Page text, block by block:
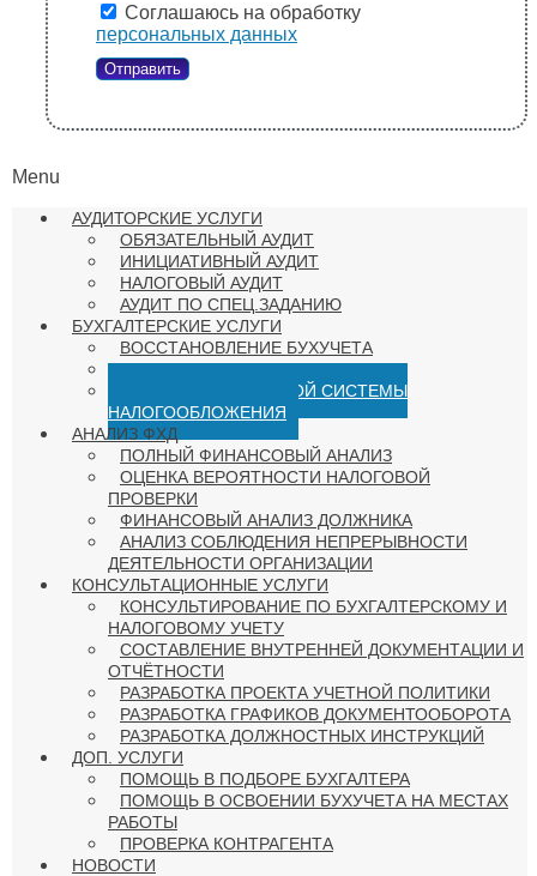
Соглашаюсь на обработку
персональных данных
Отправить
Menu
АУДИТОРСКИЕ УСЛУГИ
ОБЯЗАТЕЛЬНЫЙ АУДИТ
ИНИЦИАТИВНЫЙ АУДИТ
НАЛОГОВЫЙ АУДИТ
АУДИТ ПО СПЕЦ.ЗАДАНИЮ
БУХГАЛТЕРСКИЕ УСЛУГИ
ВОССТАНОВЛЕНИЕ БУХУЧЕТА
ВЕДЕНИЕ БУХУЧЕТА
ВЫБОР ОПТИМАЛЬНОЙ СИСТЕМЫ
НАЛОГООБЛОЖЕНИЯ
АНАЛИЗ ФХД
ПОЛНЫЙ ФИНАНСОВЫЙ АНАЛИЗ
ОЦЕНКА ВЕРОЯТНОСТИ НАЛОГОВОЙ
ПРОВЕРКИ
ФИНАНСОВЫЙ АНАЛИЗ ДОЛЖНИКА
АНАЛИЗ СОБЛЮДЕНИЯ НЕПРЕРЫВНОСТИ
ДЕЯТЕЛЬНОСТИ ОРГАНИЗАЦИИ
КОНСУЛЬТАЦИОННЫЕ УСЛУГИ
КОНСУЛЬТИРОВАНИЕ ПО БУХГАЛТЕРСКОМУ И
НАЛОГОВОМУ УЧЕТУ
СОСТАВЛЕНИЕ ВНУТРЕННЕЙ ДОКУМЕНТАЦИИ И
ОТЧЁТНОСТИ
РАЗРАБОТКА ПРОЕКТА УЧЕТНОЙ ПОЛИТИКИ
РАЗРАБОТКА ГРАФИКОВ ДОКУМЕНТООБОРОТА
РАЗРАБОТКА ДОЛЖНОСТНЫХ ИНСТРУКЦИЙ
ДОП. УСЛУГИ
ПОМОЩЬ В ПОДБОРЕ БУХГАЛТЕРА
ПОМОЩЬ В ОСВОЕНИИ БУХУЧЕТА НА МЕСТАХ
РАБОТЫ
ПРОВЕРКА КОНТРАГЕНТА
НОВОСТИ